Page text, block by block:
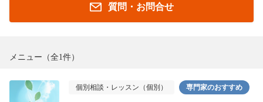
質問・お問合せ
メニュー （全1件）
個別相談・レッスン（個別） 専門家のおすすめ